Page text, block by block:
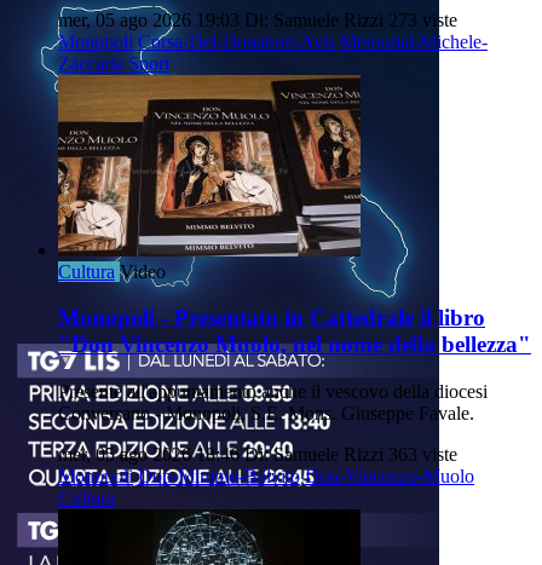
mer, 05 ago 2026 19:03 Di: Samuele Rizzi 273 viste
Monopoli Corsa-Del-Donatore-Avis Memorial-Michele-
Zaccaria Sport
Cultura Video
Monopoli - Presentato in Cattedrale il libro
"Don Vincenzo Muolo, nel nome della bellezza"
Presente all'appuntamento anche il vescovo della diocesi
Conversano - Monopoli, S.E. Mons. Giuseppe Favale.
mer, 05 ago 2026 18:46 Di: Samuele Rizzi 363 viste
Monopoli Don-Mimmo-Belvito Don-Vincenzo-Muolo
Cultura